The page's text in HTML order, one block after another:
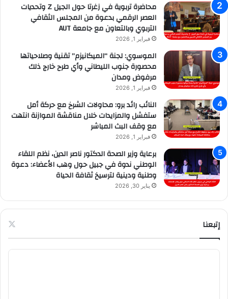
محاضرة تربوية في زغرتا حول الجيل Z وتحديات
العصر الرقمي بدعوة من المجلس الثقافي
التربوي وبالتعاون مع جامعة AUT
فبراير 1, 2026
الموسوي: لجنة “الميكانيزم” تقنية وصلاحياتها
محصورة جنوب الليطاني وأي طرح خارج ذلك
مرفوض ومدان
فبراير 1, 2026
النائب رائد برو: محاولات الشرخ مع حركة أمل
ستفشل والمزايدات خلال مناقشة الموازنة انتهت
مع وقف البث المباشر
فبراير 1, 2026
برعاية وزير الصحة الدكتور ناصر الدين، نظم اللقاء
الوطني ندوة في جبيل حول وهب الأعضاء: دعوة
وطنية ودينية لترسيخ ثقافة الحياة
يناير 30, 2026
إتبعنا